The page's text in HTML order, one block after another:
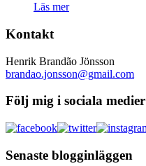
Läs mer
Kontakt
Henrik Brandão Jönsson
brandao.jonsson@gmail.com
Följ mig i sociala medier
Senaste blogginläggen